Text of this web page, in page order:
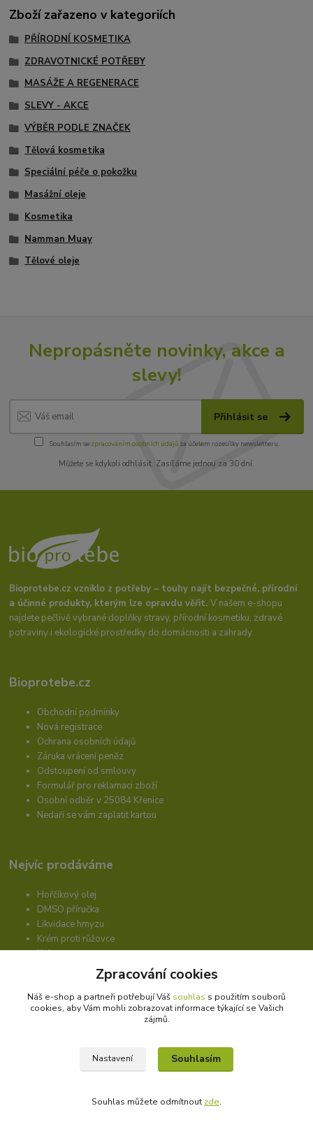
Zboží zařazeno v kategoriích
PŘÍRODNÍ KOSMETIKA
ZDRAVOTNICKÉ POTŘEBY
MASÁŽE A REGENERACE
SLEVY - AKCE
VÝBĚR PODLE ZNAČEK
Tělová kosmetika
Speciální péče o pokožku
Masážní oleje
Kosmetika
Namman Muay
Tělové oleje
Nepropásněte novinky, akce a
slevy!
Přihlásit se
Souhlasím se zpracováním osobních údajůza účelem rozesílky newsletteru.
Můžete se kdykoli odhlásit. Zasíláme jednou za 30 dní.
Bioprotebe.cz vzniklo z potřeby – touhy najít bezpečné, přírodní
a účinné produkty, kterým lze opravdu věřit.V našem e-shopu
najdete pečlivě vybrané doplňky stravy, přírodní kosmetiku, zdravé
potraviny i ekologické prostředky do domácnosti a zahrady.
Bioprotebe.cz
Obchodní podmínky
Nová registrace
Ochrana osobních údajů
Záruka vrácení peněz
Odstoupení od smlouvy
Formulář pro reklamaci zboží
Osobní odběr v 25084 Křenice
Nedaří se vám zaplatit kartou
Nejvíc prodáváme
Hořčíkový olej
DMSO příručka
Likvidace hmyzu
Krém proti růžovce
Kolagen
Produkty bez předpisu
Tělo potřebuje kvalitní tuky
Sada pro růst vlasů
Masážní přípravky
Nevíte si s něčím rady?
Zpracování cookies
Náš e-shop a partneři potřebují Váš souhlas s použitím souborů
cookies, aby Vám mohli zobrazovat informace týkající se Vašich
zájmů.
Nastavení Souhlasím
Souhlas můžete odmítnout zde.